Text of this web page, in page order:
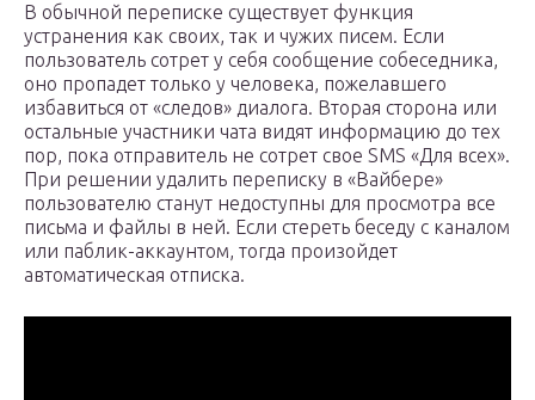
В обычной переписке существует функция
устранения как своих, так и чужих писем. Если
пользователь сотрет у себя сообщение собеседника,
оно пропадет только у человека, пожелавшего
избавиться от «следов» диалога. Вторая сторона или
остальные участники чата видят информацию до тех
пор, пока отправитель не сотрет свое SMS «Для всех».
При решении удалить переписку в «Вайбере»
пользователю станут недоступны для просмотра все
письма и файлы в ней. Если стереть беседу с каналом
или паблик-аккаунтом, тогда произойдет
автоматическая отписка.